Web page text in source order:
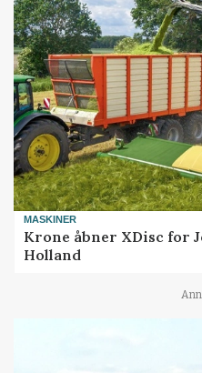
MASKINER
Krone åbner XDisc for
Holland